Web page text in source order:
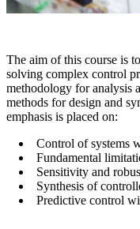
The aim of this course is
solving complex control
methodology for analysis
methods for design and
emphasis is placed on:
Control of systems
Fundamental
Sensitivity and
Synthesis of
Predictive control